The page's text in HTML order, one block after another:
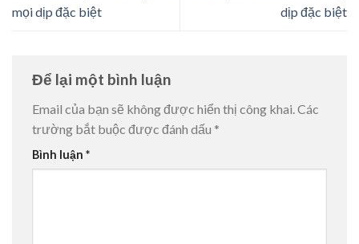
mọi dịp đặc biệt
dịp đặc biệt
Để lại một bình luận
Email của bạn sẽ không được hiển thị công khai.Các
trường bắt buộc được đánh dấu *
Bình luận *